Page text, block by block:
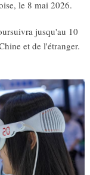
le 8 mai 2026.
jusqu'au 10
et de l'étranger.